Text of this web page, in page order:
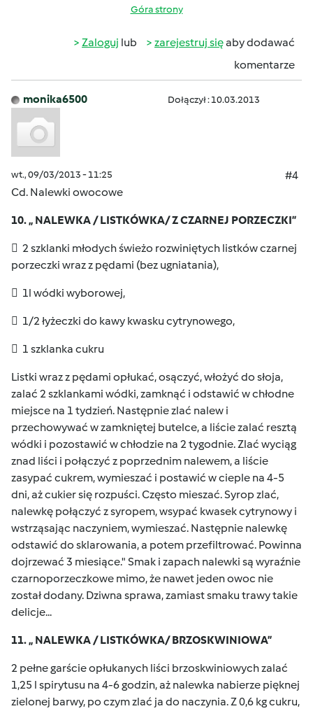
Góra strony
Zaloguj lub zarejestruj sięaby dodawać
komentarze
monika6500 Dołączył : 10.03.2013
wt., 09/03/2013 - 11:25
#4
Cd. Nalewki owocowe
10. „ NALEWKA / LISTKÓWKA/ Z CZARNEJ PORZECZKI”
 2 szklanki młodych świeżo rozwiniętych listków czarnej
porzeczki wraz z pędami (bez ugniatania),
 1l wódki wyborowej,
 1/2 łyżeczki do kawy kwasku cytrynowego,
 1 szklanka cukru
Listki wraz z pędami opłukać, osączyć, włożyć do słoja,
zalać 2 szklankami wódki, zamknąć i odstawić w chłodne
miejsce na 1 tydzień. Następnie zlać nalew i
przechowywać w zamkniętej butelce, a liście zalać resztą
wódki i pozostawić w chłodzie na 2 tygodnie. Zlać wyciąg
znad liści i połączyć z poprzednim nalewem, a liście
zasypać cukrem, wymieszać i postawić w cieple na 4-5
dni, aż cukier się rozpuści. Często mieszać. Syrop zlać,
nalewkę połączyć z syropem, wsypać kwasek cytrynowy i
wstrząsając naczyniem, wymieszać. Następnie nalewkę
odstawić do sklarowania, a potem przefiltrować. Powinna
dojrzewać 3 miesiące." Smak i zapach nalewki są wyraźnie
czarnoporzeczkowe mimo, że nawet jeden owoc nie
został dodany. Dziwna sprawa, zamiast smaku trawy takie
delicje...
11. „ NALEWKA / LISTKÓWKA/ BRZOSKWINIOWA”
2 pełne garście opłukanych liści brzoskwiniowych zalać
1,25 l spirytusu na 4-6 godzin, aż nalewka nabierze pięknej
zielonej barwy, po czym zlać ja do naczynia. Z 0,6 kg cukru,